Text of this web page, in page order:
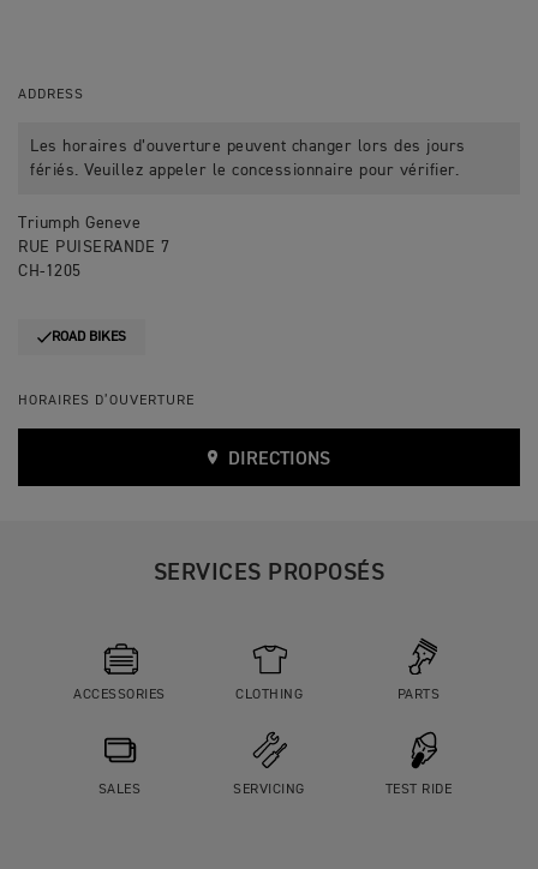
ADDRESS
Les horaires d’ouverture peuvent changer lors des jours
fériés. Veuillez appeler le concessionnaire pour vérifier.
Triumph Geneve
RUE PUISERANDE 7
CH-1205
ROAD BIKES
HORAIRES D’OUVERTURE
DIRECTIONS
SERVICES PROPOSÉS
ACCESSORIES CLOTHING PARTS
SALES SERVICING TEST RIDE